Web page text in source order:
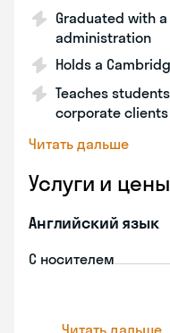
Graduated with
administration
Holds a
Teaches
corporate clients
Читать дальше
Услуги и цены
Английский язык
С носителем
Читать дальше